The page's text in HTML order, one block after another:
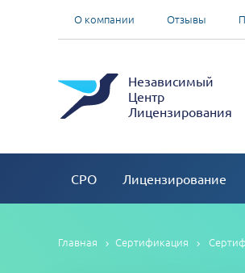
О компании Отзывы
Независимый
Центр
Лицензирования
СРО Лицензирование
Главная Сертификация